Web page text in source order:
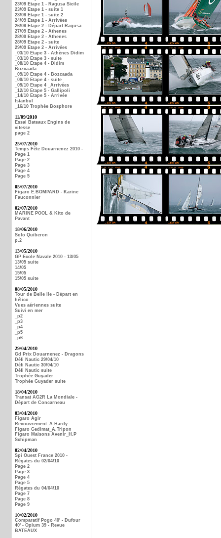
23/09 Etape 1 - Ragusa Sicile
23/09 Etape 1 - suite 1
23/09 Etape 1 - suite 2
24/09 Etape 1 - Arrivées
26/09 Etape 2 - Départ Ragusa
27/09 Etape 2 - Athenes
28/09 Etape 2 - Athenes
28/09 Etape 2 - suite
29/09 Etape 2 - Arrivées
_03/10 Etape 3 - Athènes Didim
_03/10 Etape 3 - suite
_08/10 Etape 4 - Didim
Bozcaada
_09/10 Etape 4 - Bozcaada
_09/10 Etape 4 - suite
_09/10 Etape 4 _Arrivées
_12/10 Etape 5 - Gallipoli
_14/10 Etape 5 - Arrivée
Istanbul
_16/10 Trophée Bosphore
11/09/2010
Essai Bateaux Engins de
vitesse
page 2
25/07/2010
Temps Fête Douarnenez 2010 -
Page 1
Page 2
Page 3
Page 4
Page 5
05/07/2010
Figaro E.BOMPARD - Karine
Fauconnier
02/07/2010
MARINE POOL & Kito de
Pavant
18/06/2010
Solo Quiberon
p.2
13/05/2010
GP Ecole Navale 2010 - 13/05
13/05 suite
14/05
15/05
15/05 suite
08/05/2010
Tour de Belle Ile - Départ en
hélico
Vues aériennes suite
Suivi en mer
_p2
_p3
_p4
_p5
_p6
29/04/2010
Gd Prix Douarnenez - Dragons
Défi Nautic 29/04/10
Défi Nautic 30/04/10
Défi Nautic suite
Trophée Guyader
Trophée Guyader suite
18/04/2010
Transat AG2R La Mondiale -
Départ de Concarneau
03/04/2010
Figaro Agir
Recouvrement_A.Hardy
Figaro Gedimat_A.Tripon
Figaro Maisons Avenir_H.P
Schipman
02/04/2010
Spi Ouest France 2010 -
Régates du 02/04/10
Page 2
Page 3
Page 4
Page 5
Régates du 04/04/10
Page 7
Page 8
Page 9
10/02/2010
Comparatif Pogo 40' - Dufour
40' - Opium 39 - Revue
BATEAUX